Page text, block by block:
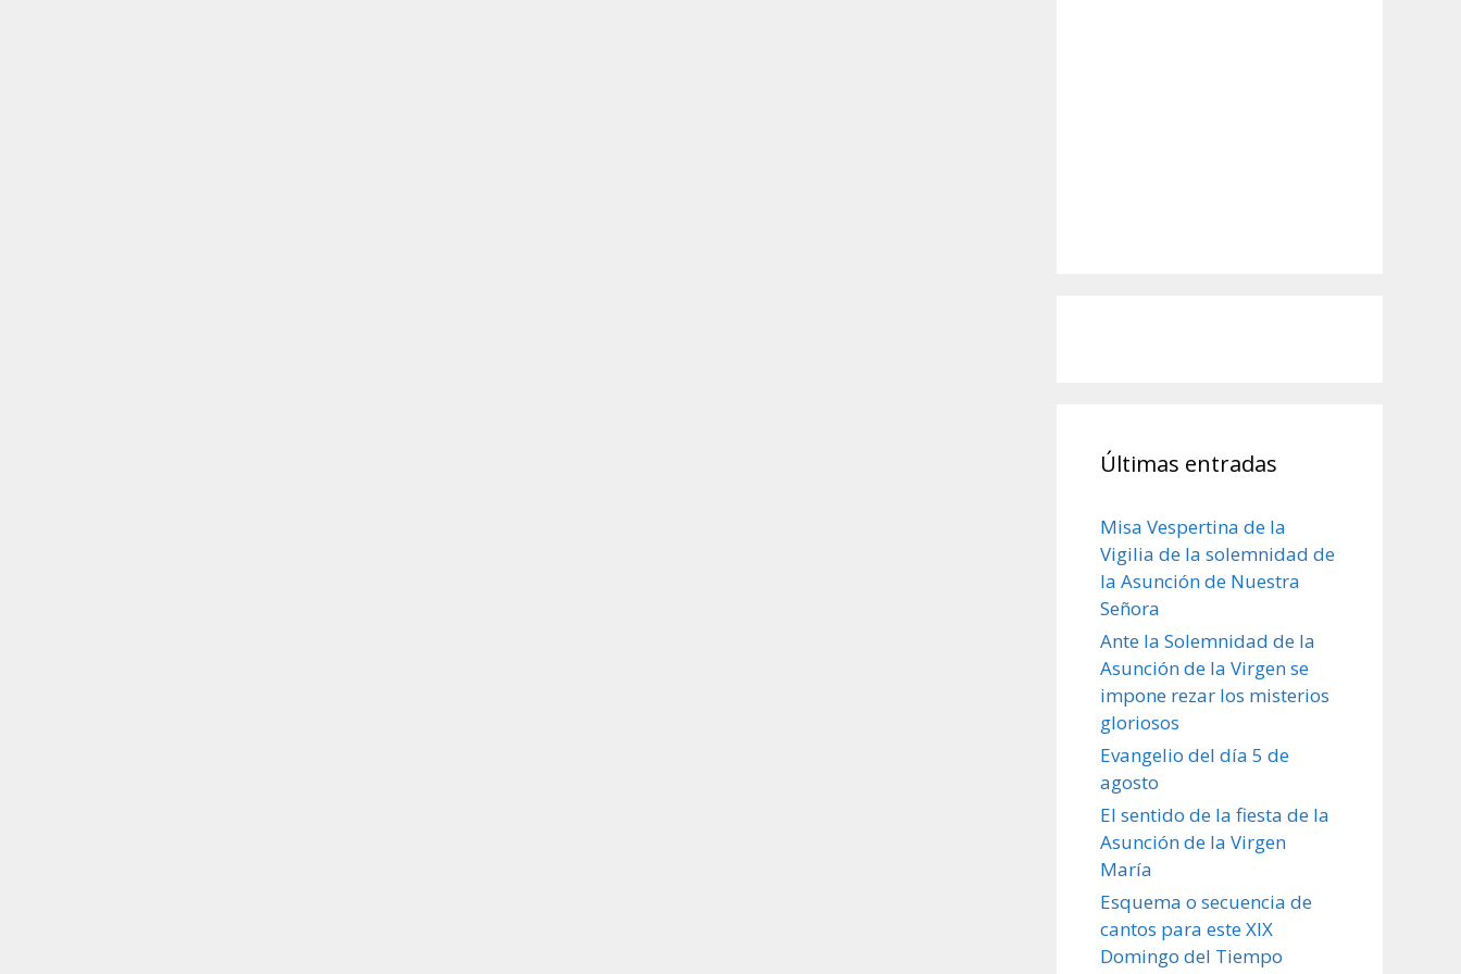
Últimas entradas
Misa Vespertina de la
Vigilia de la solemnidad de
la Asunción de Nuestra
Señora
Ante la Solemnidad de la
Asunción de la Virgen se
impone rezar los misterios
gloriosos
Evangelio del día 5 de
agosto
El sentido de la fiesta de la
Asunción de la Virgen
María
Esquema o secuencia de
cantos para este XIX
Domingo del Tiempo